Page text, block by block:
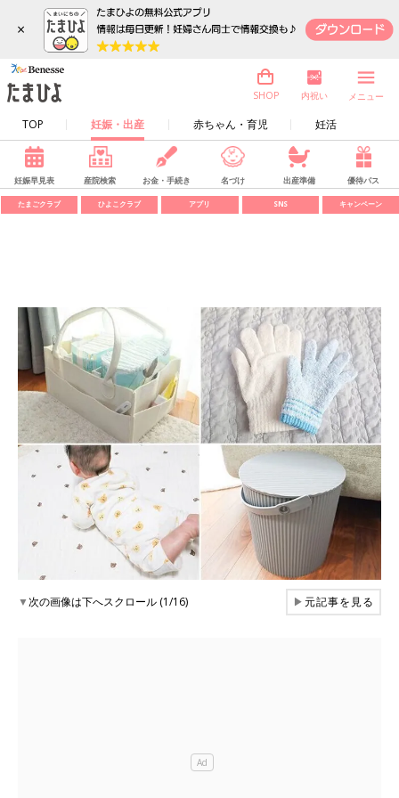
×
TOP 妊娠・出産 赤ちゃん・育児 妊活
SHOP 内祝い メニュー
妊娠早見表 産院検索 お金・手続き 名づけ 出産準備 優待パス
たまごクラブ ひよこクラブ アプリ SNS キャンペーン
▼次の画像は下へスクロール (1/16) ▶元記事を見る